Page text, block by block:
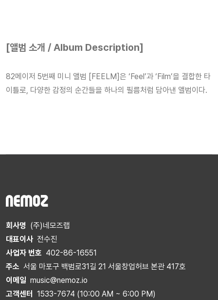
[앨범 소개 / Album Description]
82메이저 5번째 미니 앨범 [FEELM]은 ‘Feel’과 ‘Film’을 결합한 타
이틀로, 다양한 감정의 순간들을 하나의 필름처럼 담아낸 앨범이다.
회사명 (주)네모즈랩
대표이사 전수진
사업자 번호 402-86-16551
주소 서울 마포구 백범로31길 21 서울창업허브 본관 417호
이메일 music@nemoz.io
고객센터
1533-7674 (10:00 AM ~ 6:00 PM)